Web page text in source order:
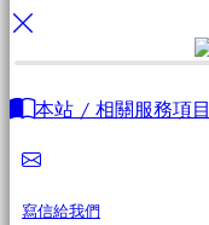
本站 / 相關服務項目
寫信給我們